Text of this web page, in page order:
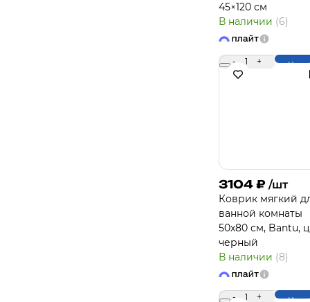
45×120 см
В наличии (6)
- 1 +
3104 ₽ /шт
Коврик мягкий
ванной комнаты
50х80 см, Bantu,
черный
В наличии (8)
- 1 +